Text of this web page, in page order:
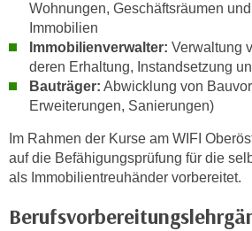
Wohnungen, Geschäftsräumen
Immobilien
Immobilienverwalter: Verwaltung
deren Erhaltung, Instandsetzung
Bauträger: Abwicklung von
Erweiterungen, Sanierungen)
Im Rahmen der Kurse am WIFI
auf die Befähigungsprüfung für die
als Immobilientreuhänder vorbereitet.
c
e
S
i
e
u